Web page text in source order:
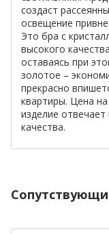
создаст
освещение
Это бра с
высокого
оставаясь при
золотое –
прекрасно
квартиры. Цена
изделие
качества.